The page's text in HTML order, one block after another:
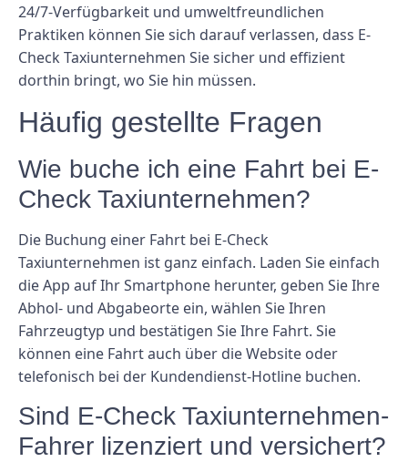
24/7-Verfügbarkeit und umweltfreundlichen
Praktiken können Sie sich darauf verlassen, dass E-
Check Taxiunternehmen Sie sicher und effizient
dorthin bringt, wo Sie hin müssen.
Häufig gestellte Fragen
Wie buche ich eine Fahrt bei E-
Check Taxiunternehmen?
Die Buchung einer Fahrt bei E-Check
Taxiunternehmen ist ganz einfach. Laden Sie einfach
die App auf Ihr Smartphone herunter, geben Sie Ihre
Abhol- und Abgabeorte ein, wählen Sie Ihren
Fahrzeugtyp und bestätigen Sie Ihre Fahrt. Sie
können eine Fahrt auch über die Website oder
telefonisch bei der Kundendienst-Hotline buchen.
Sind E-Check Taxiunternehmen-
Fahrer lizenziert und versichert?